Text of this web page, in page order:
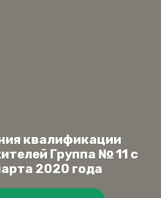
квалификации
Группа № 11 с
2020 года